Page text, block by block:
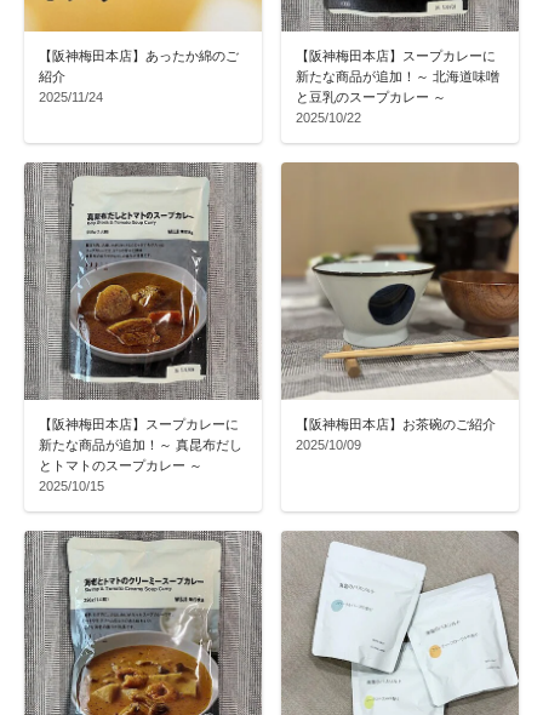
【阪神梅田本店】あったか綿のご
紹介
2025/11/24
【阪神梅田本店】スープカレーに
新たな商品が追加！～ 北海道味噌
と豆乳のスープカレー ～
2025/10/22
【阪神梅田本店】スープカレーに
新たな商品が追加！～ 真昆布だし
とトマトのスープカレー ～
2025/10/15
【阪神梅田本店】お茶碗のご紹介
2025/10/09